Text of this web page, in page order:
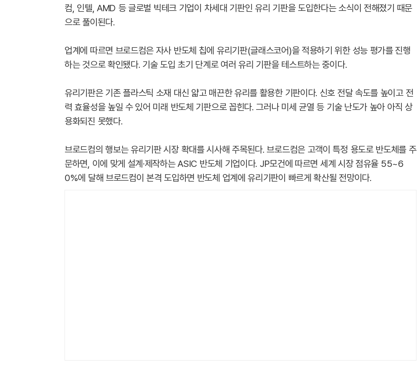
컴, 인텔, AMD 등 글로벌 빅테크 기업이 차세대 기판인 유리 기판을 도입한다는 소식이 전해졌기 때문
으로 풀이된다.
업계에 따르면 브로드컴은 자사 반도체 칩에 유리기판(글래스코어)을 적용하기 위한 성능 평가를 진행
하는 것으로 확인됐다. 기술 도입 초기 단계로 여러 유리 기판을 테스트하는 중이다.
유리기판은 기존 플라스틱 소재 대신 얇고 매끈한 유리를 활용한 기판이다. 신호 전달 속도를 높이고 전
력 효율성을 높일 수 있어 미래 반도체 기판으로 꼽힌다. 그러나 미세 균열 등 기술 난도가 높아 아직 상
용화되진 못했다.
브로드컴의 행보는 유리기판 시장 확대를 시사해 주목된다. 브로드컴은 고객이 특정 용도로 반도체를 주
문하면, 이에 맞게 설계·제작하는 ASIC 반도체 기업이다. JP모건에 따르면 세계 시장 점유율 55~6
0%에 달해 브로드컴이 본격 도입하면 반도체 업계에 유리기판이 빠르게 확산될 전망이다.